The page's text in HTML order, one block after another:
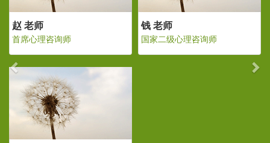
理咨询师 首席心理咨询师